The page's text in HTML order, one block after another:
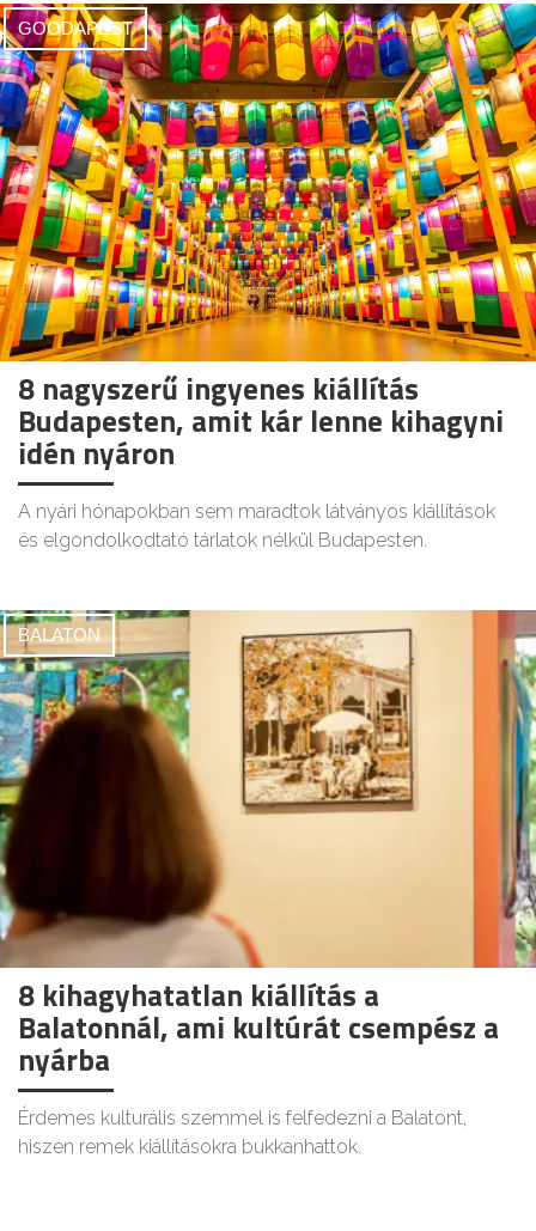
GOODAPEST
8 nagyszerű ingyenes kiállítás
Budapesten, amit kár lenne kihagyni
idén nyáron
A nyári hónapokban sem maradtok látványos kiállítások
és elgondolkodtató tárlatok nélkül Budapesten.
BALATON
8 kihagyhatatlan kiállítás a
Balatonnál, ami kultúrát csempész a
nyárba
Érdemes kulturális szemmel is felfedezni a Balatont,
hiszen remek kiállításokra bukkanhattok.